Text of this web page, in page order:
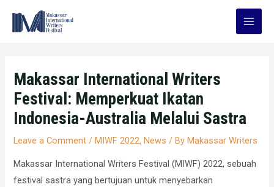
Main
Makassar International Writers
Festival: Memperkuat Ikatan
Indonesia-Australia Melalui Sastra
Leave a Comment /MIWF 2022,News / ByMakassar Writers
Makassar International Writers Festival (MIWF) 2022, sebuah
festival sastra yang bertujuan untuk menyebarkan